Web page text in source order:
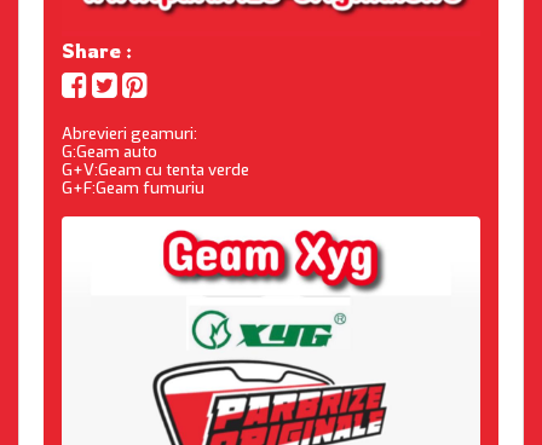
Share :
Abrevieri geamuri:
G:Geam auto
G+V:Geam cu tenta verde
G+F:Geam fumuriu